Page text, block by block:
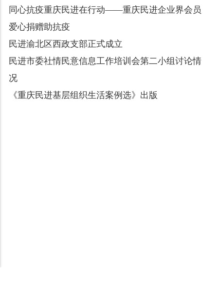
同心抗疫重庆民进在行动——重庆民进企业界会员
爱心捐赠助抗疫
民进渝北区西政支部正式成立
民进市委社情民意信息工作培训会第二小组讨论情
况
《重庆民进基层组织生活案例选》出版